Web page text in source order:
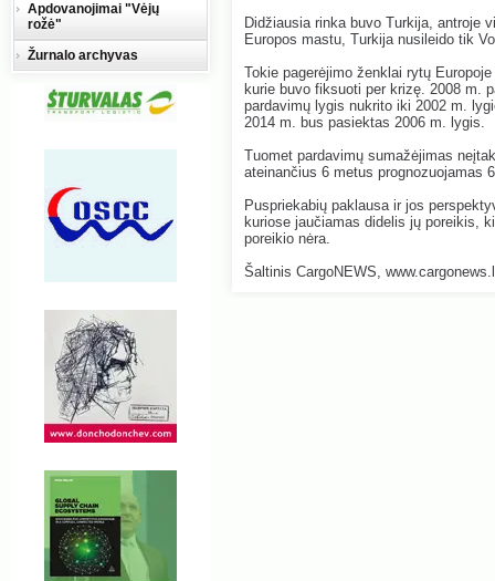
Didžiausia rinka buvo Turkija, antroje
Europos mastu, Turkija nusileido tik
Tokie pagerėjimo ženklai rytų
kurie buvo fiksuoti per krizę. 2008 m.
pardavimų lygis nukrito iki 2002 m.
2014 m. bus pasiektas 2006 m. lygis.
Tuomet pardavimų sumažėjimas
ateinančius 6 metus prognozuojamas
Puspriekabių paklausa ir jos
kuriose jaučiamas didelis jų poreikis,
poreikio nėra.
Šaltinis CargoNEWS,
Apdovanojimai "Vėjų
rožė"
Žurnalo archyvas